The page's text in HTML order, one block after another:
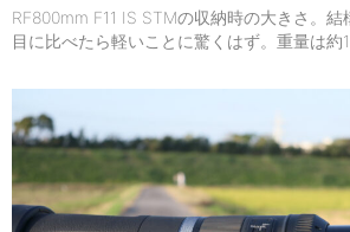
RF800mm F11 IS STMの収納時の大きさ。結
目に比べたら軽いことに驚くはず。重量は約